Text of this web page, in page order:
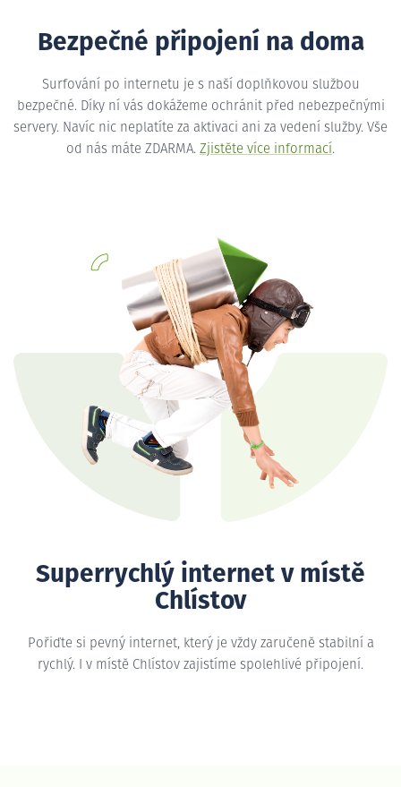
Bezpečné připojení na doma
Surfování po internetu je s naší doplňkovou službou
bezpečné. Díky ní vás dokážeme ochránit před nebezpečnými
servery. Navíc nic neplatíte za aktivaci ani za vedení služby. Vše
od nás máte ZDARMA. Zjistěte více informací.
Superrychlý internet v místě
Chlístov
Pořiďte si pevný internet, který je vždy zaručeně stabilní a
rychlý. I v místě Chlístov zajistíme spolehlivé připojení.